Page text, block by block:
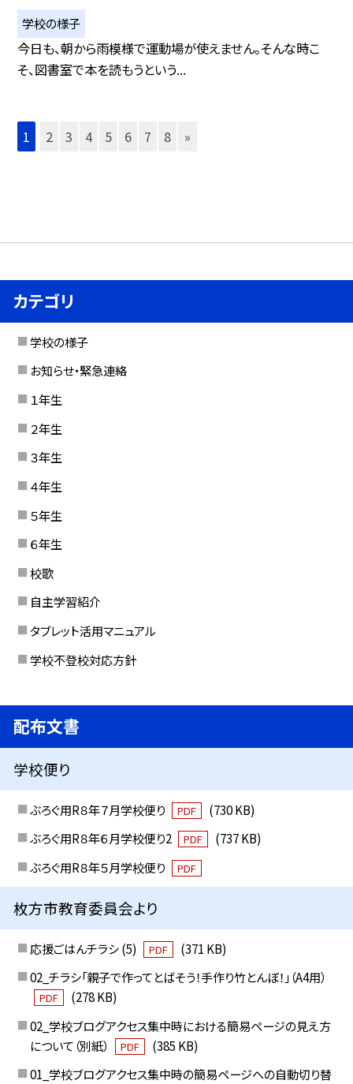
学校の様子
今日も、朝から雨模様で運動場が使えません。そんな時こ
そ、図書室で本を読もうという...
1 2 3 4 5 6 7 8 »
カテゴリ
学校の様子
お知らせ・緊急連絡
１年生
２年生
３年生
４年生
５年生
６年生
校歌
自主学習紹介
タブレット活用マニュアル
学校不登校対応方針
配布文書
学校便り
ぶろぐ用R８年７月学校便り PDF
(730 KB)
ぶろぐ用R８年６月学校便り2
PDF
(737 KB)
ぶろぐ用R８年５月学校便り
PDF
枚方市教育委員会より
応援ごはんチラシ (5) PDF
(371 KB)
02_チラシ「親子で作ってとばそう！手作り竹とんぼ！」（A4用）
PDF
(278 KB)
02_学校ブログアクセス集中時における簡易ページの見え方
について（別紙）
PDF
(385 KB)
01_学校ブログアクセス集中時の簡易ページへの自動切り替